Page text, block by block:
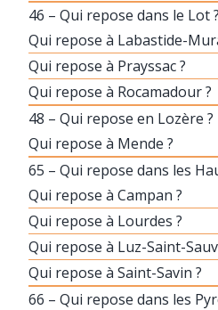
46 – Qui repose dans le Lot ?
Qui repose à Labastide-
Qui repose à Prayssac ?
Qui repose à Rocamadour ?
48 – Qui repose en Lozère ?
Qui repose à Mende ?
65 – Qui repose dans les
Qui repose à Campan ?
Qui repose à Lourdes ?
Qui repose à Luz-Saint-
Qui repose à Saint-Savin ?
66 – Qui repose dans les